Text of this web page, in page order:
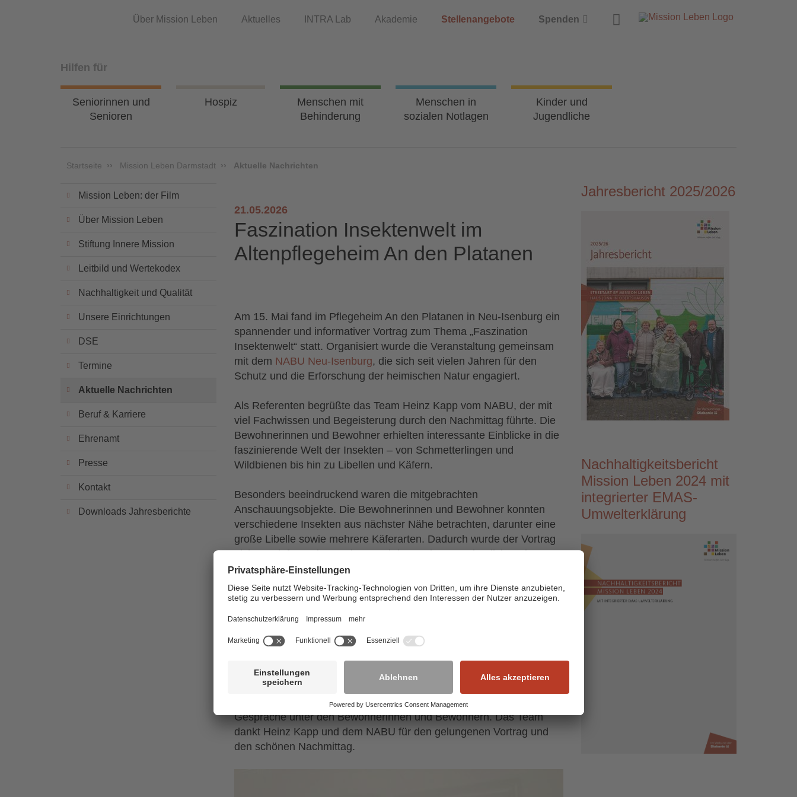
Über Mission Leben Aktuelles INTRA Lab Akademie Stellenangebote Spenden Suche
Hilfen für
Seniorinnen und
Senioren
Hospiz
Menschen mit
Behinderung
Menschen in
sozialen Notlagen
Kinder und
Jugendliche
Startseite Mission Leben Darmstadt Aktuelle Nachrichten
Mission Leben: der Film
Über Mission Leben
Stiftung Innere Mission
Leitbild und Wertekodex
Nachhaltigkeit und Qualität
Unsere Einrichtungen
DSE
Termine
Aktuelle Nachrichten
Beruf & Karriere
Ehrenamt
Presse
Kontakt
Downloads Jahresberichte
21.05.2026
Faszination Insektenwelt im
Altenpflegeheim An den Platanen
Am 15. Mai fand im Pflegeheim An den Platanen in Neu-Isenburg ein
spannender und informativer Vortrag zum Thema „Faszination
Insektenwelt“ statt. Organisiert wurde die Veranstaltung gemeinsam
mit dem NABU Neu-Isenburg, die sich seit vielen Jahren für den
Schutz und die Erforschung der heimischen Natur engagiert.
Als Referenten begrüßte das Team Heinz Kapp vom NABU, der mit
viel Fachwissen und Begeisterung durch den Nachmittag führte. Die
Bewohnerinnen und Bewohner erhielten interessante Einblicke in die
faszinierende Welt der Insekten – von Schmetterlingen und
Wildbienen bis hin zu Libellen und Käfern.
Besonders beeindruckend waren die mitgebrachten
Anschauungsobjekte. Die Bewohnerinnen und Bewohner konnten
verschiedene Insekten aus nächster Nähe betrachten, darunter eine
große Libelle sowie mehrere Käferarten. Dadurch wurde der Vortrag
nicht nur informativ, sondern auch besonders anschaulich und
lebendig gestaltet.
Es wurde deutlich, wie wichtig Insekten für unsere Natur und unser
Ökosystem sind. Heinz Kapp erklärte verständlich, welche Aufgaben
ist. Viele beteiligten sich interessiert mit Fragen und teilten eigene
Erinnerungen aus früheren Zeiten, als Insekten in Gärten und auf
Wiesen noch deutlich häufiger zu beobachten waren.
Die Veranstaltung sorgte für großes Interesse und viele schöne
Gespräche unter den Bewohnerinnen und Bewohnern. Das Team
dankt Heinz Kapp und dem NABU für den gelungenen Vortrag und
den schönen Nachmittag.
Jahresbericht 2025/2026
Nachhaltigkeitsbericht
Mission Leben 2024 mit
integrierter EMAS-
Umwelterklärung